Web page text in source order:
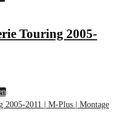
Touring 2005-